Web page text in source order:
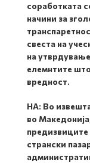
соработката
начини за
свеста на
на
елемнтите
вредност.
НА: Во
во
предизвиците
странски